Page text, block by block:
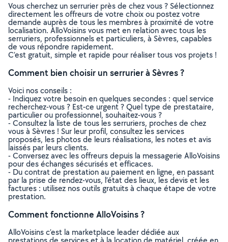
Vous cherchez un serrurier près de chez vous ? Sélectionnez
directement les offreurs de votre choix ou postez votre
demande auprès de tous les membres à proximité de votre
localisation. AlloVoisins vous met en relation avec tous les
serruriers, professionnels et particuliers, à Sèvres, capables
de vous répondre rapidement.
C’est gratuit, simple et rapide pour réaliser tous vos projets !
Comment bien choisir un serrurier à Sèvres ?
Voici nos conseils :
- Indiquez votre besoin en quelques secondes : quel service
recherchez-vous ? Est-ce urgent ? Quel type de prestataire,
particulier ou professionnel, souhaitez-vous ?
- Consultez la liste de tous les serruriers, proches de chez
vous à Sèvres ! Sur leur profil, consultez les services
proposés, les photos de leurs réalisations, les notes et avis
laissés par leurs clients.
- Conversez avec les offreurs depuis la messagerie AlloVoisins
pour des échanges sécurisés et efficaces.
- Du contrat de prestation au paiement en ligne, en passant
par la prise de rendez-vous, l’état des lieux, les devis et les
factures : utilisez nos outils gratuits à chaque étape de votre
prestation.
Comment fonctionne AlloVoisins ?
AlloVoisins c’est la marketplace leader dédiée aux